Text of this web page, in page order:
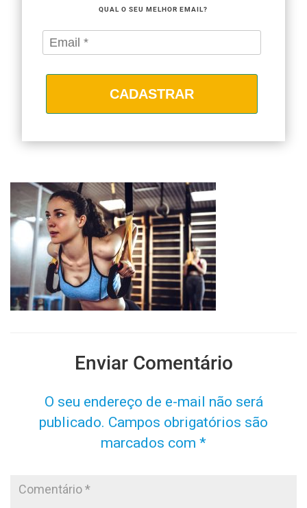
QUAL O SEU MELHOR EMAIL?
CADASTRAR
Enviar Comentário
O seu endereço de e-mail não será
publicado. Campos obrigatórios são
marcados com *